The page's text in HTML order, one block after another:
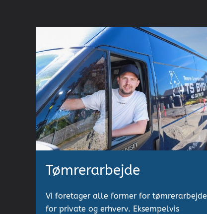
Tømrerarbejde
Vi foretager alle former for tømrerarbejde
for private og erhverv. Eksempelvis